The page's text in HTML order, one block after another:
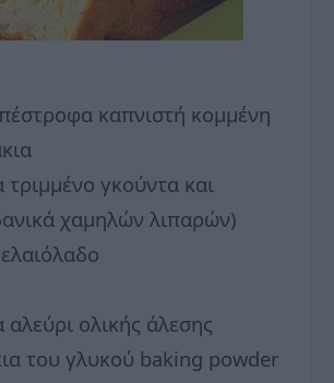
καπνιστή κομμένη
τριμμένο γκούντα και
χαμηλών λιπαρών)
αλεύρι ολικής άλεσης
του γλυκού baking powder